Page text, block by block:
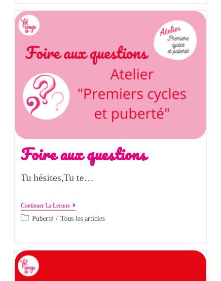
Foire aux questions
Tu hésites,Tu te…
Continuer La Lecture
Puberté / Tous les articles